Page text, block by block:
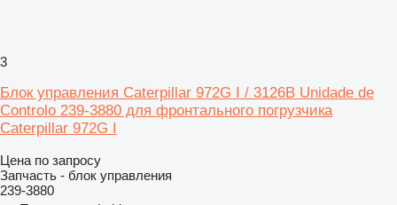
3
Блок управления Caterpillar 972G I / 3126B Unidade de
Controlo 239-3880 для фронтального погрузчика
Caterpillar 972G I
Цена по запросу
Запчасть - блок управления
239-3880